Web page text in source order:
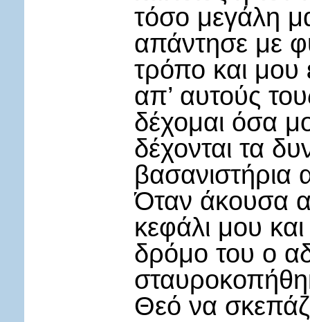
τόσο μεγάλη
απάντησε με
τρόπο και μου
απ’ αυτούς
δέχομαι όσα
δέχονται τα
βασανιστήρια
Όταν άκουσα
κεφάλι μου
δρόμο του ο
Θεό να